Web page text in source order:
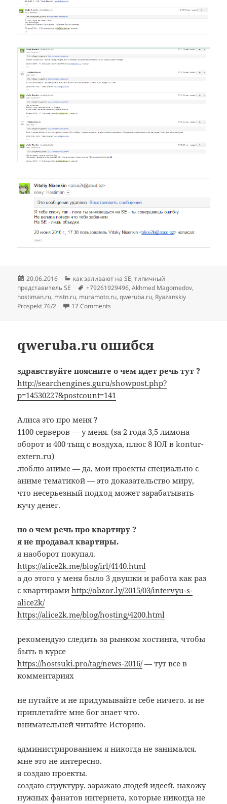
Опубликовано
20.06.2016 Рубрики
как заливают на SE,типичный
представитель SE
Метки
+79261929496,Akhmed Magomedov,
hostiman.ru, mstn.ru, muramoto.ru,qweruba.ru, Ryazanskiy
Prospekt 76/2
17 Comments
qweruba.ru ошибся
здравствуйте поясните о чем идет речь тут ?
http://searchengines.guru/showpost.php?
p=14530227&postcount=141
Алиса это про меня ?
1100 серверов — у меня. (за 2 года 3,5 лимона
оборот и 400 тыщ с воздуха, плюс 8 ЮЛ в kontur-
extern.ru)
люблю аниме — да, мои проекты специально с
аниме тематикой — это доказательство миру,
что несерьезный подход может зарабатывать
кучу денег.
но о чем речь про квартиру ?
я не продавал квартиры.
я наоборот покупал.
https://alice2k.me/blog/irl/4140.html
а до этого у меня было 3 двушки и работа как раз
с квартирамиhttp://obzor.ly/2015/03/intervyu-s-
alice2k/
https://alice2k.me/blog/hosting/4200.html
рекомендую следить за рынком хостинга, чтобы
быть в курсе
https://hostsuki.pro/tag/news-2016/— тут все в
комментариях
не путайте и не придумывайте себе ничего. и не
приплетайте мне бог знает что.
внимательней читайте Историю.
администрированием я никогда не занимался.
мне это не интересно.
я создаю проекты.
создаю структуру. заражаю людей идеей. нахожу
нужных фанатов интернета, которые никогда не